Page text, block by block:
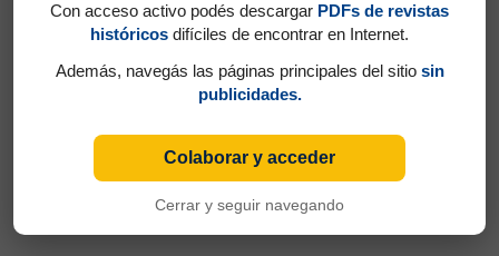
Con acceso activo podés descargar PDFs de revistas
históricos difíciles de encontrar en Internet.
Además, navegás las páginas principales del sitio sin
publicidades.
Colaborar y acceder
Cerrar y seguir navegando